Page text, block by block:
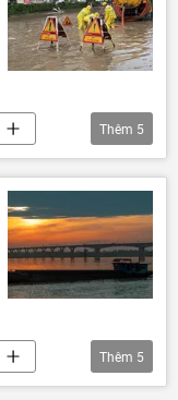
Nam
Thêm 5
Thêm 5